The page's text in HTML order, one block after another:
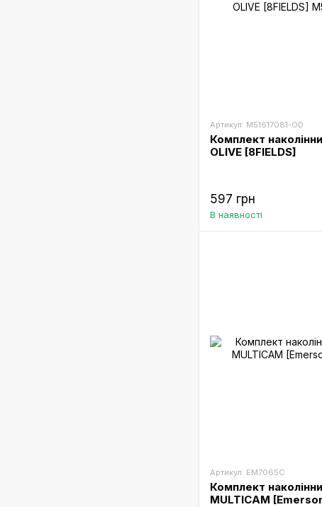
Артикул: M51617081-OD
Комплект
OLIVE [8FIELDS]
597 грн
В наявності
Артикул: EM7065C
Комплект
MULTICAM